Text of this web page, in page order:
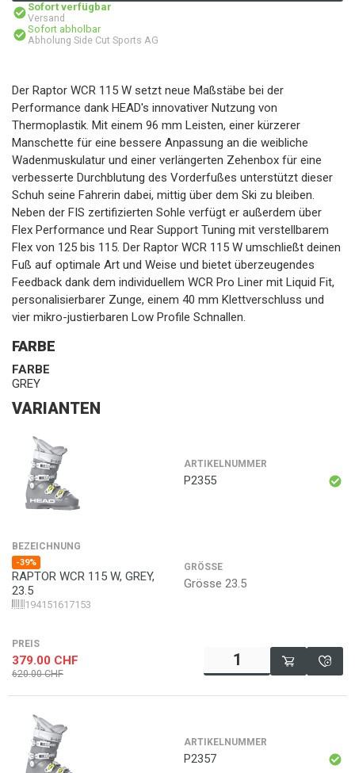
Sofort verfügbar
Versand
Sofort abholbar
Abholung Side Cut Sports AG
Der Raptor WCR 115 W setzt neue Maßstäbe bei der
Performance dank HEAD's innovativer Nutzung von
Thermoplastik. Mit einem 96 mm Leisten, einer kürzerer
Manschette für eine bessere Anpassung an die weibliche
Wadenmuskulatur und einer verlängerten Zehenbox für eine
verbesserte Durchblutung des Vorderfußes unterstützt dieser
Schuh seine Fahrerin dabei, mittig über dem Ski zu bleiben.
Neben der FIS zertifizierten Sohle verfügt er außerdem über
Flex Performance und Rear Support Tuning mit verstellbarem
Flex von 125 bis 115. Der Raptor WCR 115 W umschließt deinen
Fuß auf optimale Art und Weise und bietet überzeugendes
Feedback dank dem individuellem WCR Pro Liner mit Liquid Fit,
personalisierbarer Zunge, einem 40 mm Klettverschluss und
vier mikro-justierbaren Low Profile Schnallen.
FARBE
FARBE
GREY
VARIANTEN
ARTIKELNUMMER
P2355
BEZEICHNUNG
-39%
RAPTOR WCR 115 W, GREY,
23.5
194151617153
GRÖSSE
Grösse 23.5
PREIS
379.00 CHF
620.00 CHF
ARTIKELNUMMER
P2357